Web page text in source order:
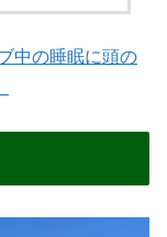
中の睡眠に頭の